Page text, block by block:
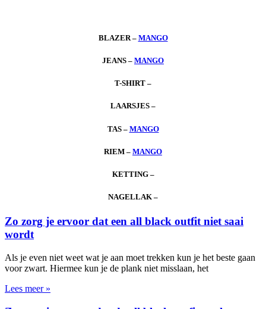
BLAZER – MANGO
JEANS – MANGO
T-SHIRT –
LAARSJES –
TAS – MANGO
RIEM – MANGO
KETTING –
NAGELLAK –
Zo zorg je ervoor dat een all black outfit niet saai
wordt
Als je even niet weet wat je aan moet trekken kun je het beste gaan
voor zwart. Hiermee kun je de plank niet misslaan, het
Lees meer »